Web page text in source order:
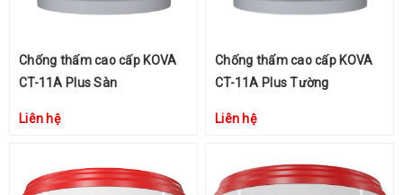
Chống thấm cao cấp KOVA
CT-11A Plus Sàn
Liên hệ
Chống thấm cao cấp KOVA
CT-11A Plus Tường
Liên hệ